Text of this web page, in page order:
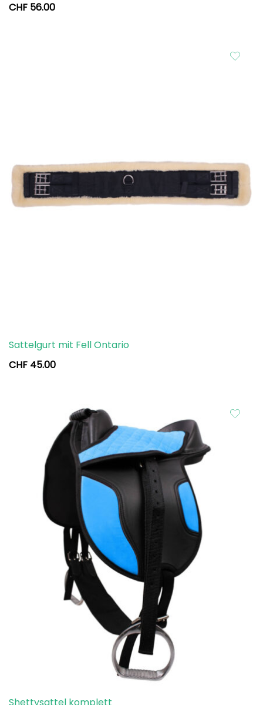
CHF 56.00
Sattelgurt mit Fell Ontario
CHF 45.00
Shettysattel komplett